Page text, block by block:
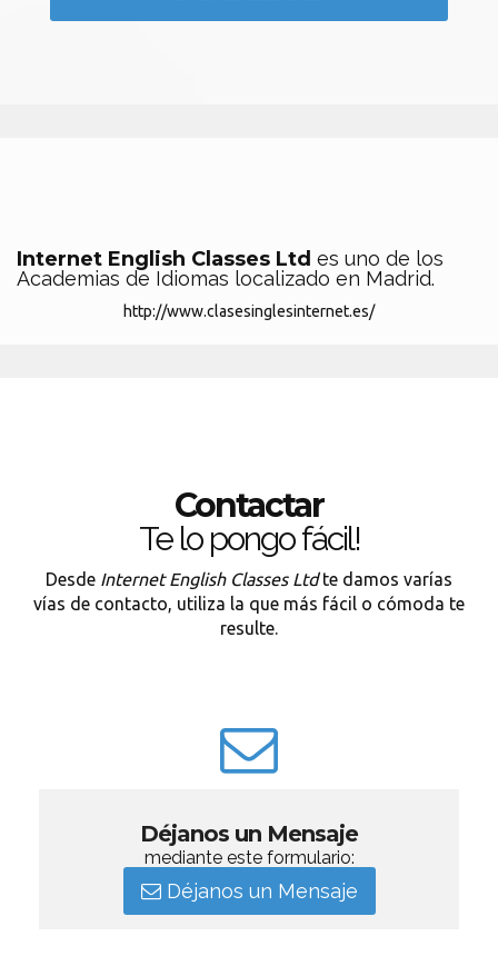
Internet English Classes Ltd es uno de los
Academias de Idiomas localizado en Madrid.
http://www.clasesinglesinternet.es/
Contactar
Te lo pongo fácil!
Desde Internet English Classes Ltdte damos varías
vías de contacto, utiliza la que más fácil o cómoda te
resulte.
Déjanos un Mensaje
mediante este formulario:
Déjanos un Mensaje